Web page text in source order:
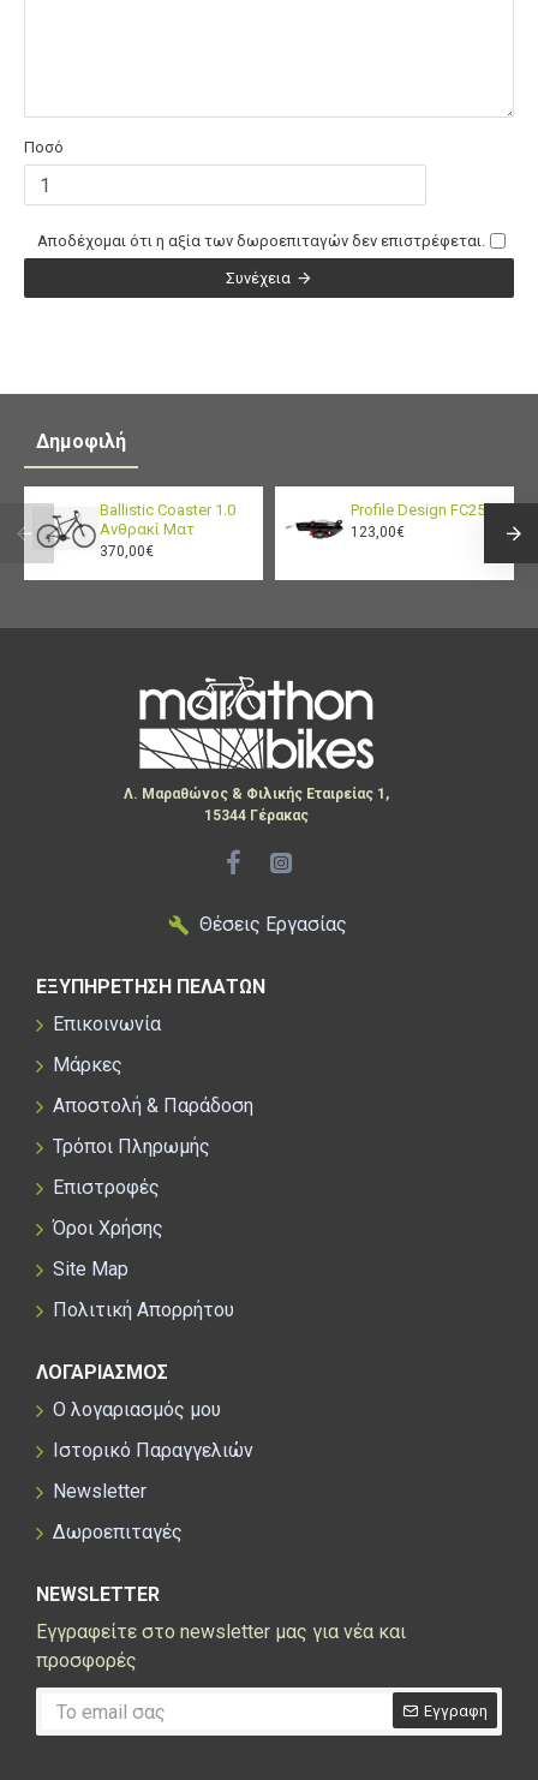
Ποσό
Αποδέχομαι ότι η αξία των δωροεπιταγών δεν επιστρέφεται.
Συνέχεια
Δημοφιλή
Ballistic Coaster 1.0
Ανθρακί Ματ
370,00€
Profile Design FC25
123,00€
Λ. Μαραθώνος & Φιλικής Εταιρείας 1,
15344 Γέρακας
Θέσεις Εργασίας
ΕΞΥΠΗΡΕΤΗΣΗ ΠΕΛΑΤΩΝ
Επικοινωνία
Μάρκες
Αποστολή & Παράδοση
Τρόποι Πληρωμής
Επιστροφές
Όροι Χρήσης
Site Map
Πολιτική Απορρήτου
ΛΟΓΑΡΙΑΣΜΟΣ
Ο λογαριασμός μου
Ιστορικό Παραγγελιών
Newsletter
Δωροεπιταγές
NEWSLETTER
Εγγραφείτε στο newsletter μας για νέα και
προσφορές
Εγγραφη